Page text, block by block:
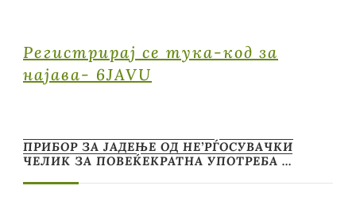
Регистрирај се тука-код за
најава- 6JAVU
ПРИБОР ЗА ЈАДЕЊЕ ОД НЕ’РЃОСУВАЧКИ
ЧЕЛИК ЗА ПОВЕЌЕКРАТНА УПОТРЕБА …